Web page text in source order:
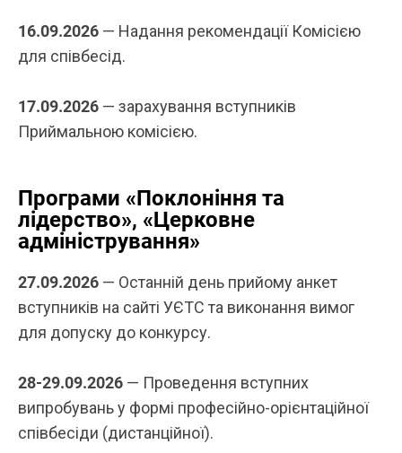
16.09.2026 — Надання рекомендації Комісією
для співбесід.
17.09.2026 — зарахування вступників
Приймальною комісією.
Програми «Поклоніння та
лідерство», «Церковне
адміністрування»
27.09.2026 — Останній день прийому анкет
вступників на сайті УЄТС та виконання вимог
для допуску до конкурсу.
28-29.09.2026 — Проведення вступних
випробувань у формі професійно-орієнтаційної
співбесіди (дистанційної).